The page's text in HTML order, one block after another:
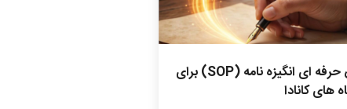
نگارش حرفه ای انگیزه نامه (SOP) برای
های کانادا